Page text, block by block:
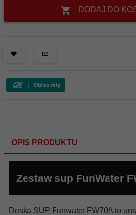
DODAJ DO
OPIS PRODUKTU
Zestaw sup FunWater
Deska SUP Funwater FW70A to